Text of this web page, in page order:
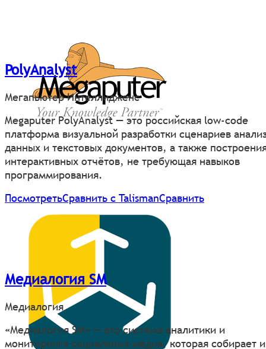
PolyAnalyst
Мегапьютер Интеллидженс
Megaputer PolyAnalyst — это российская low-code
платформа визуальной разработки сценариев
данных и текстовых документов, а также
интерактивных отчётов, не требующая навыков
программирования.
ПосмотретьСравнить с TalismanСравнить
Медиалогия SM
Медиалогия
«Медиалогия SM» — это система аналитики и
мониторинга социальных медиа, которая собирает и